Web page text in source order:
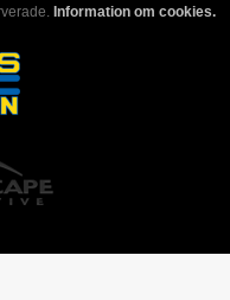
Information om cookies.